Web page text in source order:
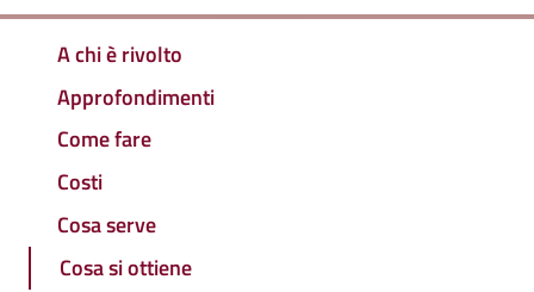
A chi è rivolto
Approfondimenti
Come fare
Costi
Cosa serve
Cosa si ottiene